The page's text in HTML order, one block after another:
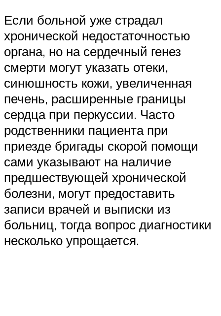
Если больной уже страдал
хронической недостаточностью
органа, но на сердечный генез
смерти могут указать отеки,
синюшность кожи, увеличенная
печень, расширенные границы
сердца при перкуссии. Часто
родственники пациента при
приезде бригады скорой помощи
сами указывают на наличие
предшествующей хронической
болезни, могут предоставить
записи врачей и выписки из
больниц, тогда вопрос диагностики
несколько упрощается.